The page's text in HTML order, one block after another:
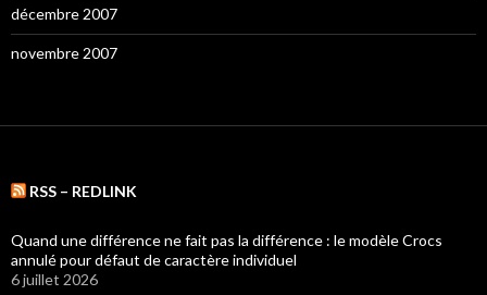
décembre 2007
novembre 2007
RSS – REDLINK
Quand une différence ne fait pas la différence : le modèle Crocs
annulé pour défaut de caractère individuel
6 juillet 2026